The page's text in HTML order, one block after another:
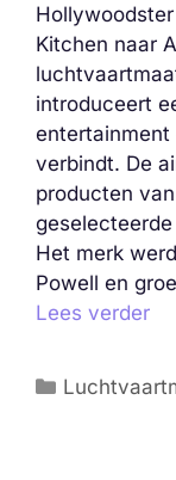
Kitchen naar
introduceert
verbindt. De
producten
Het merk
Powell en
Lees verder